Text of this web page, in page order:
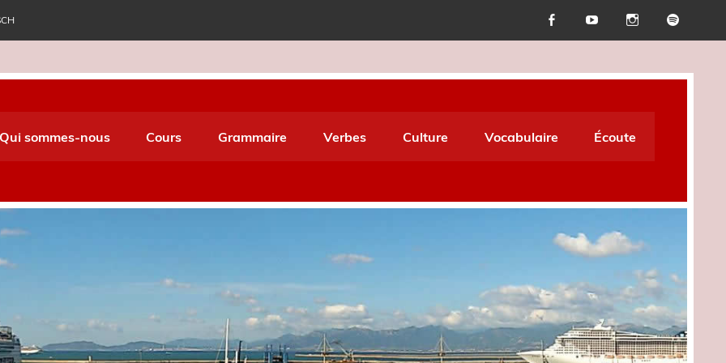
World Italiano
Qui sommes-nous Cours Grammaire Verbes Culture Vocabulaire Écoute